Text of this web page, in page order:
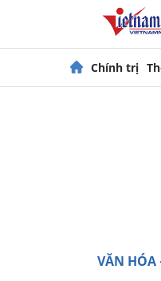
Chính trị
VĂN HÓA